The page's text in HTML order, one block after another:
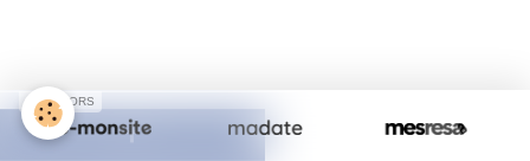
SPONSORS